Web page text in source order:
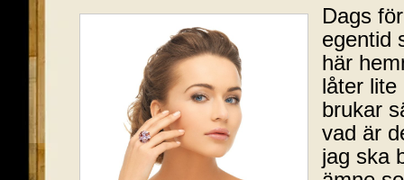
Dags
egentid
här
låter lite
brukar
vad är
jag ska